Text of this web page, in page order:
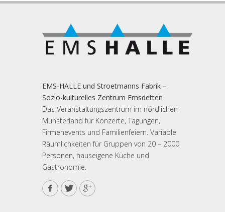
EMS-HALLE und Stroetmanns Fabrik –
Sozio-kulturelles Zentrum Emsdetten
Das Veranstaltungszentrum im nördlichen
Münsterland für Konzerte, Tagungen,
Firmenevents und Familienfeiern. Variable
Räumlichkeiten für Gruppen von 20 – 2000
Personen, hauseigene Küche und
Gastronomie.